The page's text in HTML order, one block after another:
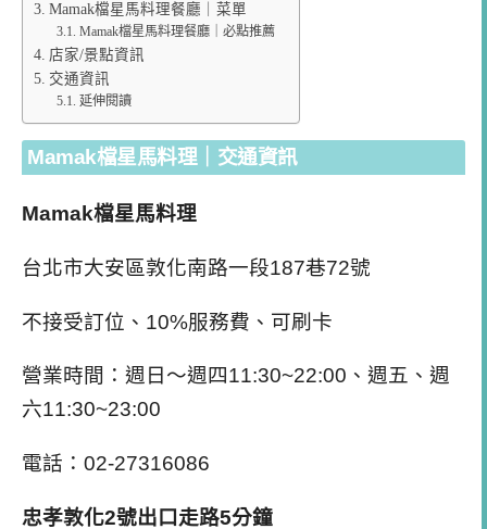
Mamak檔星馬料理餐廳｜菜單
Mamak檔星馬料理餐廳｜必點推薦
店家/景點資訊
交通資訊
延伸閱讀
Mamak檔星馬料理｜交通資訊
Mamak檔星馬料理
台北市大安區敦化南路一段187巷72號
不接受訂位、10%服務費、可刷卡
營業時間：週日～週四11:30~22:00、週五、週
六11:30~23:00
電話：02-27316086
忠孝敦化2號出口走路5分鐘